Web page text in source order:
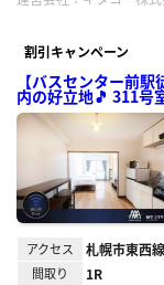
割引キャンペーン
【バスセンター前
内の好立地🎵 311号
アクセス 札幌市東西
間取り 1R